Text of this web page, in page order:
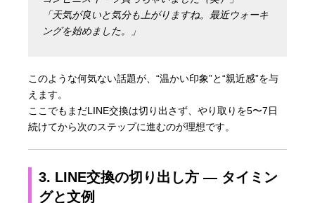
「天気が良いと気分も上がりますね。最近ウォーキ
ングを始めました。」
このような何気ない話題が、“温かい印象”と“親近感”を与
えます。
ここでもまだLINE交換は切り出さず、やり取りを5〜7日
続けてから次のステップに進むのが理想です。
3. LINE交換の切り出し方 ― タイミン
グと文例